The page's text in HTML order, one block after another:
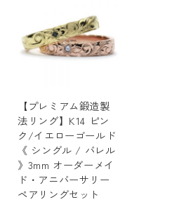
【プレミアム鍛造製
法リング】K14 ピン
ク/イエローゴールド
《 シングル / バレル
》3mm オーダーメイ
ド・アニバーサリー
ペアリングセット